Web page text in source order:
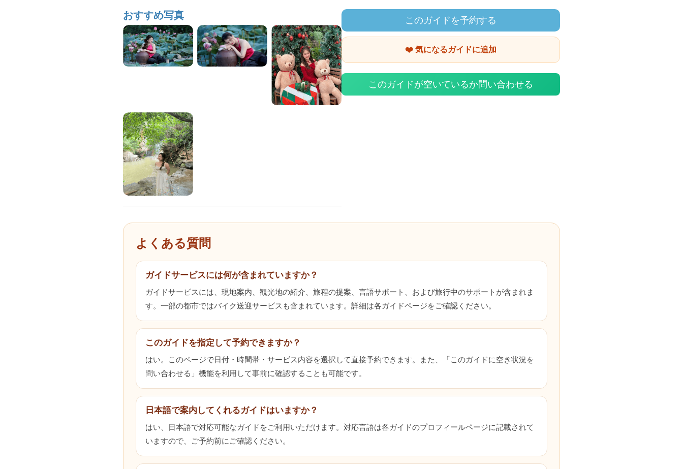
おすすめ写真 このガイドを予約する
❤️ 気になるガイドに追加
このガイドが空いているか問い合わせる
よくある質問
ガイドサービスには何が含まれていますか？
ガイドサービスには、現地案内、観光地の紹介、旅程の提案、言語サポート、および旅行中のサポートが含まれま
す。一部の都市ではバイク送迎サービスも含まれています。詳細は各ガイドページをご確認ください。
このガイドを指定して予約できますか？
はい。このページで日付・時間帯・サービス内容を選択して直接予約できます。また、「このガイドに空き状況を
問い合わせる」機能を利用して事前に確認することも可能です。
日本語で案内してくれるガイドはいますか？
はい、日本語で対応可能なガイドをご利用いただけます。対応言語は各ガイドのプロフィールページに記載されて
いますので、ご予約前にご確認ください。